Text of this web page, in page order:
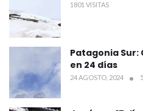
1801 VISITAS
Patagonia Sur:
en 24 días
24 AGOSTO, 2024